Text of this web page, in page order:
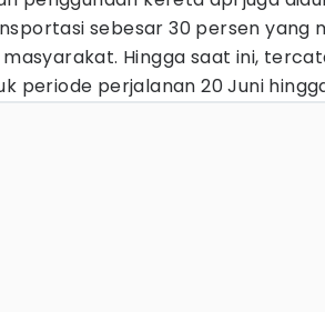
sebesar 30 persen yang
Hingga saat ini,
periode perjalanan 20 Juni